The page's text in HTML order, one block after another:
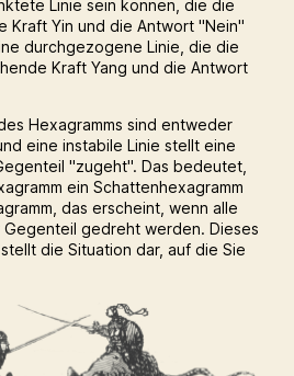
Linie sein können, die die
Kraft Yin und die Antwort "Nein"
durchgezogene Linie, die die
Kraft Yang und die Antwort
Hexagramms sind entweder
eine instabile Linie stellt eine
"zugeht". Das bedeutet,
ein Schattenhexagramm
das erscheint, wenn alle
Gegenteil gedreht werden. Dieses
die Situation dar, auf die Sie